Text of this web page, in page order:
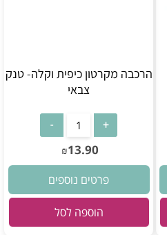
הרכבה מקרטון כיפית וקלה- טנק
צבאי
₪13.90
פרטים נוספים
הוספה לסל